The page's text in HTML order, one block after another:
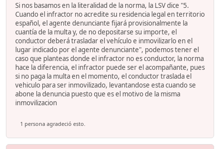
Si nos basamos en la literalidad de la norma, la LSV dice "5.
Cuando el infractor no acredite su residencia legal en territorio
español, el agente denunciante fijará provisionalmente la
cuantía de la multa y, de no depositarse su importe, el
conductor deberá trasladar el vehículo e inmovilizarlo en el
lugar indicado por el agente denunciante", podemos tener el
caso que planteas donde el infractor no es conductor, la norma
hace la diferencia, el infractor puede ser el acompañante, pues
si no paga la multa en el momento, el conductor traslada el
vehiculo para ser inmovilizado, levantandose esta cuando se
abone la denuncia puesto que es el motivo de la misma
inmovilizacion
1 persona agradeció esto.